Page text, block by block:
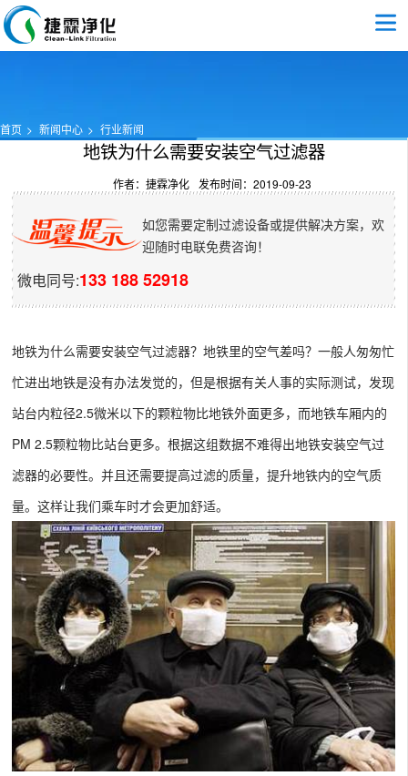
首页 新闻中心 行业新闻
地铁为什么需要安装空气过滤器
作者：捷霖净化 发布时间：2019-09-23
如您需要定制过滤设备或提供解决方案，欢
迎随时电联免费咨询！
微电同号:133 188 52918
地铁为什么需要安装空气过滤器？地铁里的空气差吗？一般人匆匆忙
忙进出地铁是没有办法发觉的，但是根据有关人事的实际测试，发现
站台内粒径2.5微米以下的颗粒物比地铁外面更多，而地铁车厢内的
PM 2.5颗粒物比站台更多。根据这组数据不难得出地铁安装空气过
滤器的必要性。并且还需要提高过滤的质量，提升地铁内的空气质
量。这样让我们乘车时才会更加舒适。